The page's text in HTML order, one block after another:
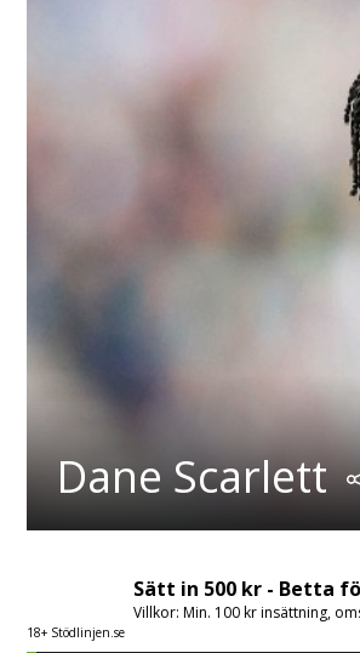
Dane Scarlett
18+ Stödlinjen.se
Sätt in 500 kr - Betta
Villkor: Min. 100 kr insättning,